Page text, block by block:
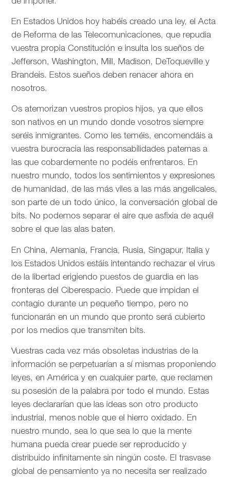
En Estados Unidos hoy habéis creado una ley, el Acta
de Reforma de las Telecomunicaciones, que repudia
vuestra propia Constitución e insulta los sueños de
Jefferson, Washington, Mill, Madison, DeToqueville y
Brandeis. Estos sueños deben renacer ahora en
nosotros.
Os atemorizan vuestros propios hijos, ya que ellos
son nativos en un mundo donde vosotros siempre
seréis inmigrantes. Como les teméis, encomendáis a
vuestra burocracia las responsabilidades paternas a
las que cobardemente no podéis enfrentaros. En
nuestro mundo, todos los sentimientos y expresiones
de humanidad, de las más viles a las más angelicales,
son parte de un todo único, la conversación global de
bits. No podemos separar el aire que asfixia de aquél
sobre el que las alas baten.
En China, Alemania, Francia, Rusia, Singapur, Italia y
los Estados Unidos estáis intentando rechazar el virus
de la libertad erigiendo puestos de guardia en las
fronteras del Ciberespacio. Puede que impidan el
contagio durante un pequeño tiempo, pero no
funcionarán en un mundo que pronto será cubierto
por los medios que transmiten bits.
Vuestras cada vez más obsoletas industrias de la
información se perpetuarían a sí mismas proponiendo
leyes, en América y en cualquier parte, que reclamen
su posesión de la palabra por todo el mundo. Estas
leyes declararían que las ideas son otro producto
industrial, menos noble que el hierro oxidado. En
nuestro mundo, sea lo que sea lo que la mente
humana pueda crear puede ser reproducido y
distribuido infinitamente sin ningún coste. El trasvase
global de pensamiento ya no necesita ser realizado